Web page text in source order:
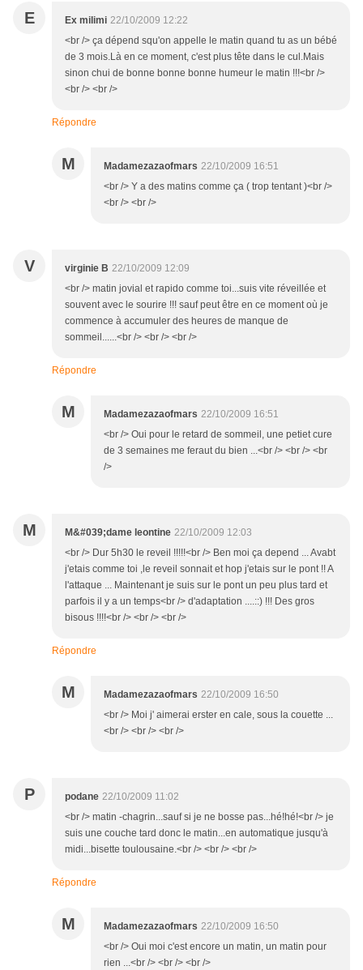
E Ex milimi 22/10/2009 12:22
<br /> ça dépend squ'on appelle le matin quand tu as un bébé
de 3 mois.Là en ce moment, c'est plus tête dans le cul.Mais
sinon chui de bonne bonne bonne humeur le matin !!!<br />
<br /> <br />
Répondre
M Madamezazaofmars 22/10/2009 16:51
<br /> Y a des matins comme ça ( trop tentant )<br />
<br /> <br />
V virginie B 22/10/2009 12:09
<br /> matin jovial et rapido comme toi...suis vite réveillée et
souvent avec le sourire !!! sauf peut être en ce moment où je
commence à accumuler des heures de manque de
sommeil......<br /> <br /> <br />
Répondre
M Madamezazaofmars 22/10/2009 16:51
<br /> Oui pour le retard de sommeil, une petiet cure
de 3 semaines me feraut du bien ...<br /> <br /> <br
/>
M M&#039;dame leontine 22/10/2009 12:03
<br /> Dur 5h30 le reveil !!!!!<br /> Ben moi ça depend ... Avabt
j'etais comme toi ,le reveil sonnait et hop j'etais sur le pont !! A
l'attaque ... Maintenant je suis sur le pont un peu plus tard et
parfois il y a un temps<br /> d'adaptation ....::) !!! Des gros
bisous !!!!<br /> <br /> <br />
Répondre
M Madamezazaofmars 22/10/2009 16:50
<br /> Moi j' aimerai erster en cale, sous la couette ...
<br /> <br /> <br />
P podane 22/10/2009 11:02
<br /> matin -chagrin...sauf si je ne bosse pas...hé!hé!<br /> je
suis une couche tard donc le matin...en automatique jusqu'à
midi...bisette toulousaine.<br /> <br /> <br />
Répondre
M Madamezazaofmars 22/10/2009 16:50
<br /> Oui moi c'est encore un matin, un matin pour
rien ...<br /> <br /> <br />